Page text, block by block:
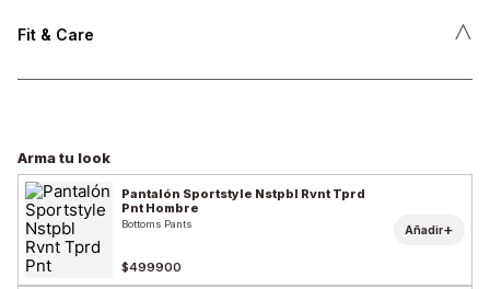
Fit & Care ˄
Arma tu look
Pantalón Sportstyle Nstpbl Rvnt Tprd
Pnt Hombre
Bottoms Pants
$499900
Añadir+